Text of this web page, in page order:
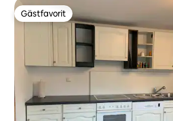
Gästfavorit
Gästfavorit